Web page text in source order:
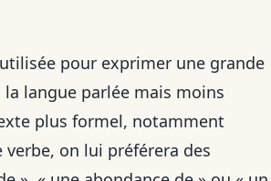
pour exprimer une grande
langue parlée mais moins
plus formel, notamment
verbe, on lui préférera des